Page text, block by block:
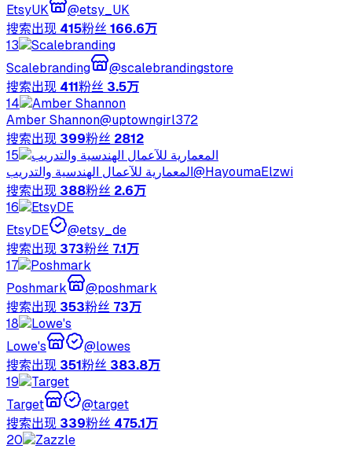
EtsyUK
@etsy_UK
搜索出现 415粉丝 166.6万
13
Scalebranding
@scalebrandingstore
搜索出现 411粉丝 3.5万
14
Amber Shannon@uptowngirl372
搜索出现 399粉丝 2812
15
المعمارية للآعمال الهندسية والتدريب@HayoumaElzwi
搜索出现 388粉丝 2.6万
16
EtsyDE
@etsy_de
搜索出现 373粉丝 7.1万
17
Poshmark
@poshmark
搜索出现 353粉丝 73万
18
Lowe's
@lowes
搜索出现 351粉丝 383.8万
19
Target
@target
搜索出现 339粉丝 475.1万
20